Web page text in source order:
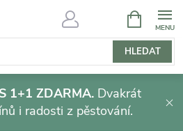
HLEDAT
NÁKUPNÍ
KOŠÍK
1+1 ZDARMA. Dvakrát
i radosti z pěstování.